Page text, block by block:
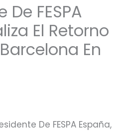
De FESPA
El Retorno
En
De FESPA España,